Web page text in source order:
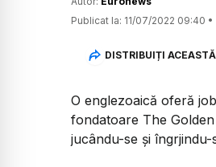
Publicat la: 11/07/2022 09:40 •
DISTRIBUIȚI
O englezoaică oferă
fondatoare The
jucându-se și